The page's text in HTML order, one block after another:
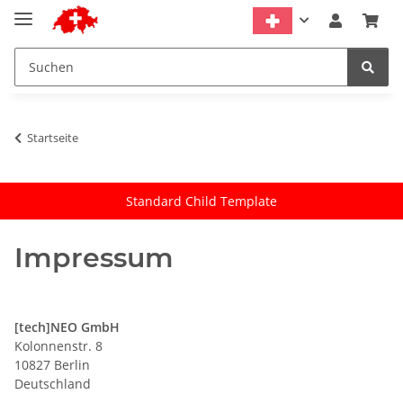
Startseite
Standard Child Template
Impressum
[tech]NEO GmbH
Kolonnenstr. 8
10827 Berlin
Deutschland